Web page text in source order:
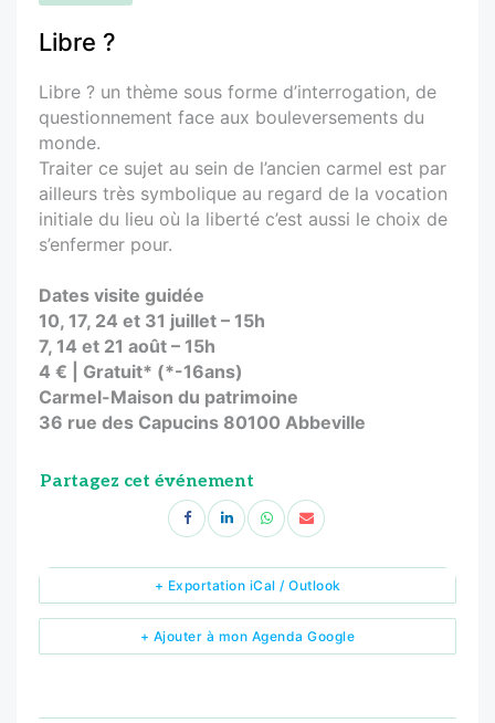
Libre ?
Libre ? un thème sous forme d’interrogation, de
questionnement face aux bouleversements du
monde.
Traiter ce sujet au sein de l’ancien carmel est par
ailleurs très symbolique au regard de la vocation
initiale du lieu où la liberté c’est aussi le choix de
s’enfermer pour.
Dates visite guidée
10, 17, 24 et 31 juillet – 15h
7, 14 et 21 août – 15h
4 € | Gratuit* (*-16ans)
Carmel-Maison du patrimoine
36 rue des Capucins 80100 Abbeville
Partagez cet événement
+ Ajouter à mon Agenda Google
+ Exportation iCal / Outlook